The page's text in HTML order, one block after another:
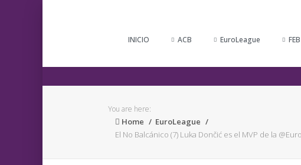
INICIO ACB EuroLeague FEB
You are here:
Home
EuroLeague
El No Balcánico (7) Luka Dončić es el MVP de la